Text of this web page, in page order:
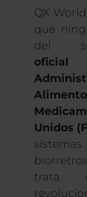
QX
que
del
oficial
Unidos
trata